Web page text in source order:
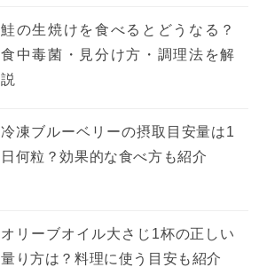
鮭の生焼けを食べるとどうなる？
食中毒菌・見分け方・調理法を解
説
冷凍ブルーベリーの摂取目安量は1
日何粒？効果的な食べ方も紹介
オリーブオイル大さじ1杯の正しい
量り方は？料理に使う目安も紹介